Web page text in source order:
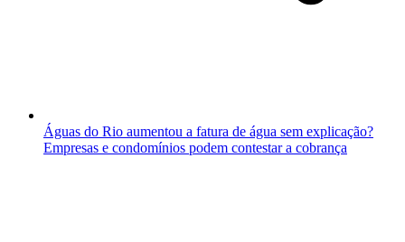
Águas do Rio aumentou a fatura de água sem explicação?
Empresas e condomínios podem contestar a cobrança